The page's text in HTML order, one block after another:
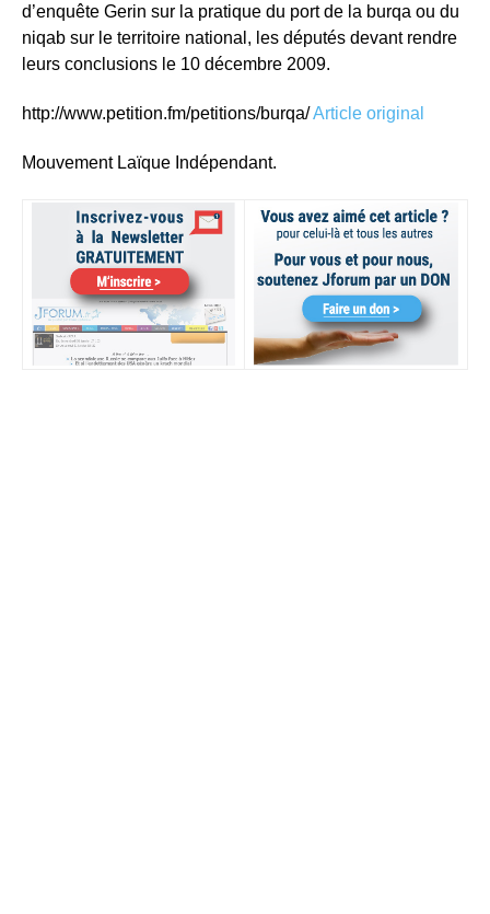
d’enquête Gerin sur la pratique du port de la burqa ou du
niqab sur le territoire national, les députés devant rendre
leurs conclusions le 10 décembre 2009.
http://www.petition.fm/petitions/burqa/Article original
Mouvement Laïque Indépendant.